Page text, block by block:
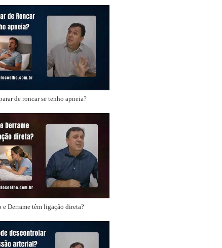
de roncar se tenho apneia?
e Derrame têm ligação direta?